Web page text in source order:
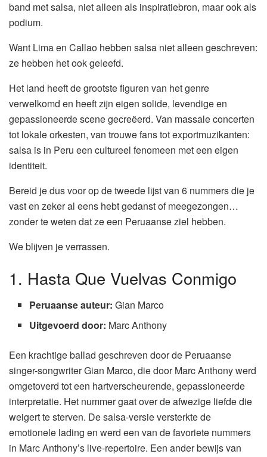
band met salsa, niet alleen als inspiratiebron, maar ook als
podium.
Want Lima en Callao hebben salsa niet alleen geschreven:
ze hebben het ook geleefd.
Het land heeft de grootste figuren van het genre
verwelkomd en heeft zijn eigen solide, levendige en
gepassioneerde scene gecreëerd. Van massale concerten
tot lokale orkesten, van trouwe fans tot exportmuzikanten:
salsa is in Peru een cultureel fenomeen met een eigen
identiteit.
Bereid je dus voor op de tweede lijst van 6 nummers die je
vast en zeker al eens hebt gedanst of meegezongen…
zonder te weten dat ze een Peruaanse ziel hebben.
We blijven je verrassen.
1. Hasta Que Vuelvas Conmigo
Peruaanse auteur: Gian Marco
Uitgevoerd door: Marc Anthony
Een krachtige ballad geschreven door de Peruaanse
singer-songwriter Gian Marco, die door Marc Anthony werd
omgetoverd tot een hartverscheurende, gepassioneerde
interpretatie. Het nummer gaat over de afwezige liefde die
weigert te sterven. De salsa-versie versterkte de
emotionele lading en werd een van de favoriete nummers
in Marc Anthony’s live-repertoire. Een ander bewijs van